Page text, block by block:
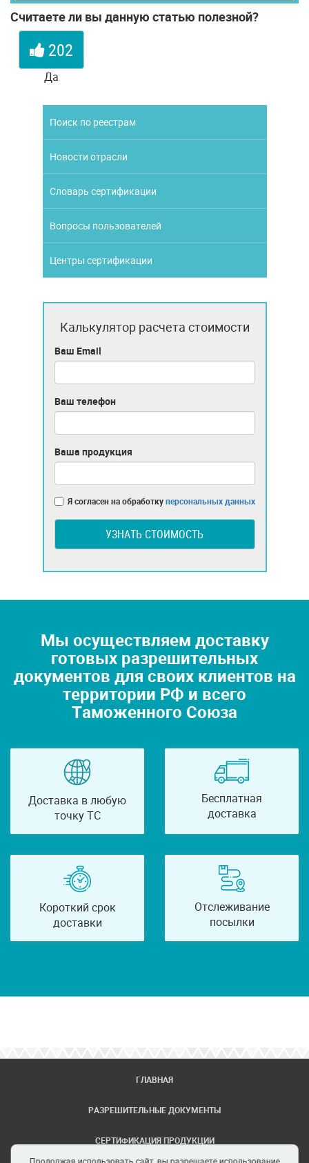
Считаете ли вы данную статью полезной?
202
Да
Поиск по реестрам
Новости отрасли
Словарь сертификации
Вопросы пользователей
Центры сертификации
Калькулятор расчета стоимости
Ваш Email
Ваш телефон
Ваша продукция
Я согласен на обработкуперсональных данных
УЗНАТЬ СТОИМОСТЬ
Мы осуществляем доставку
готовых разрешительных
документов для своих клиентов на
территории РФ и всего
Таможенного Союза
Доставка в любую
точку ТС
Бесплатная
доставка
Короткий срок
доставки
Отслеживание
посылки
ГЛАВНАЯ
РАЗРЕШИТЕЛЬНЫЕ ДОКУМЕНТЫ
СЕРТИФИКАЦИЯ ПРОДУКЦИИ